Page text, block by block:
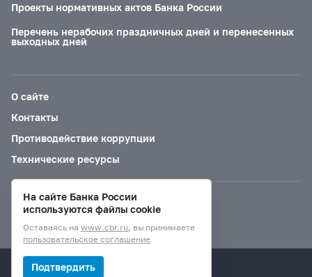
Проекты нормативных актов Банка России
Перечень нерабочих праздничных дней и перенесенных
выходных дней
О сайте
Контакты
Противодействие коррупции
Технические ресурсы
Версия для слабовидящих
© Банк России, 2000–2026.
На сайте Банка России
используются файлы cookie
Оставаясь на www.cbr.ru, вы принимаете
пользовательское соглашение
Подтвердить